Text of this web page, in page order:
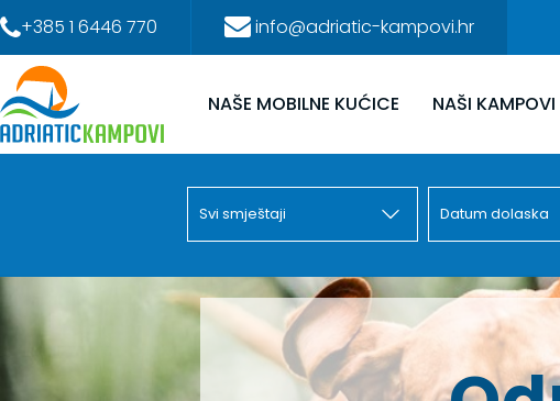
+385 1 6446 770 info@adriatic-kampovi.hr
NAŠE MOBILNE KUĆICE NAŠI KAMPOVI